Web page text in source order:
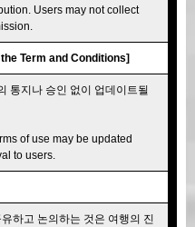
Users may not collect
Term and Conditions]
통지나 승인 없이 업데이트될
of use may be updated
to users.
하고 논의하는 것은 여행의 진